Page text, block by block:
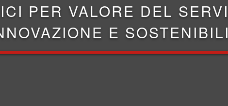
PER VALORE DEL
E